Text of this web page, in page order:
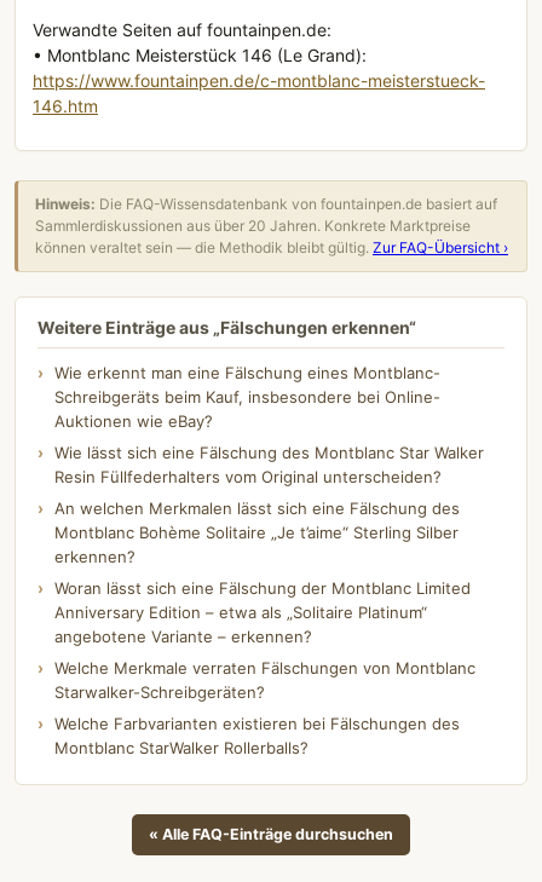
Verwandte Seiten auf fountainpen.de:
• Montblanc Meisterstück 146 (Le Grand):
https://www.fountainpen.de/c-montblanc-meisterstueck-
146.htm
Hinweis: Die FAQ-Wissensdatenbank von fountainpen.de basiert auf
Sammlerdiskussionen aus über 20 Jahren. Konkrete Marktpreise
können veraltet sein — die Methodik bleibt gültig. Zur FAQ-Übersicht ›
Weitere Einträge aus „Fälschungen erkennen“
Wie erkennt man eine Fälschung eines Montblanc-
Schreibgeräts beim Kauf, insbesondere bei Online-
Auktionen wie eBay?
Wie lässt sich eine Fälschung des Montblanc Star Walker
Resin Füllfederhalters vom Original unterscheiden?
An welchen Merkmalen lässt sich eine Fälschung des
Montblanc Bohème Solitaire „Je t’aime“ Sterling Silber
erkennen?
Woran lässt sich eine Fälschung der Montblanc Limited
Anniversary Edition – etwa als „Solitaire Platinum“
angebotene Variante – erkennen?
Welche Merkmale verraten Fälschungen von Montblanc
Starwalker-Schreibgeräten?
Welche Farbvarianten existieren bei Fälschungen des
Montblanc StarWalker Rollerballs?
« Alle FAQ-Einträge durchsuchen